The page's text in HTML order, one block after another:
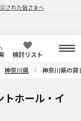
された皆さまへ
検討リスト
神奈川県 神奈川県の貸
ホール・イ